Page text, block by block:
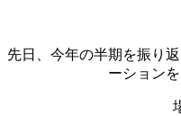
先日、今年の半期を振り
ーション